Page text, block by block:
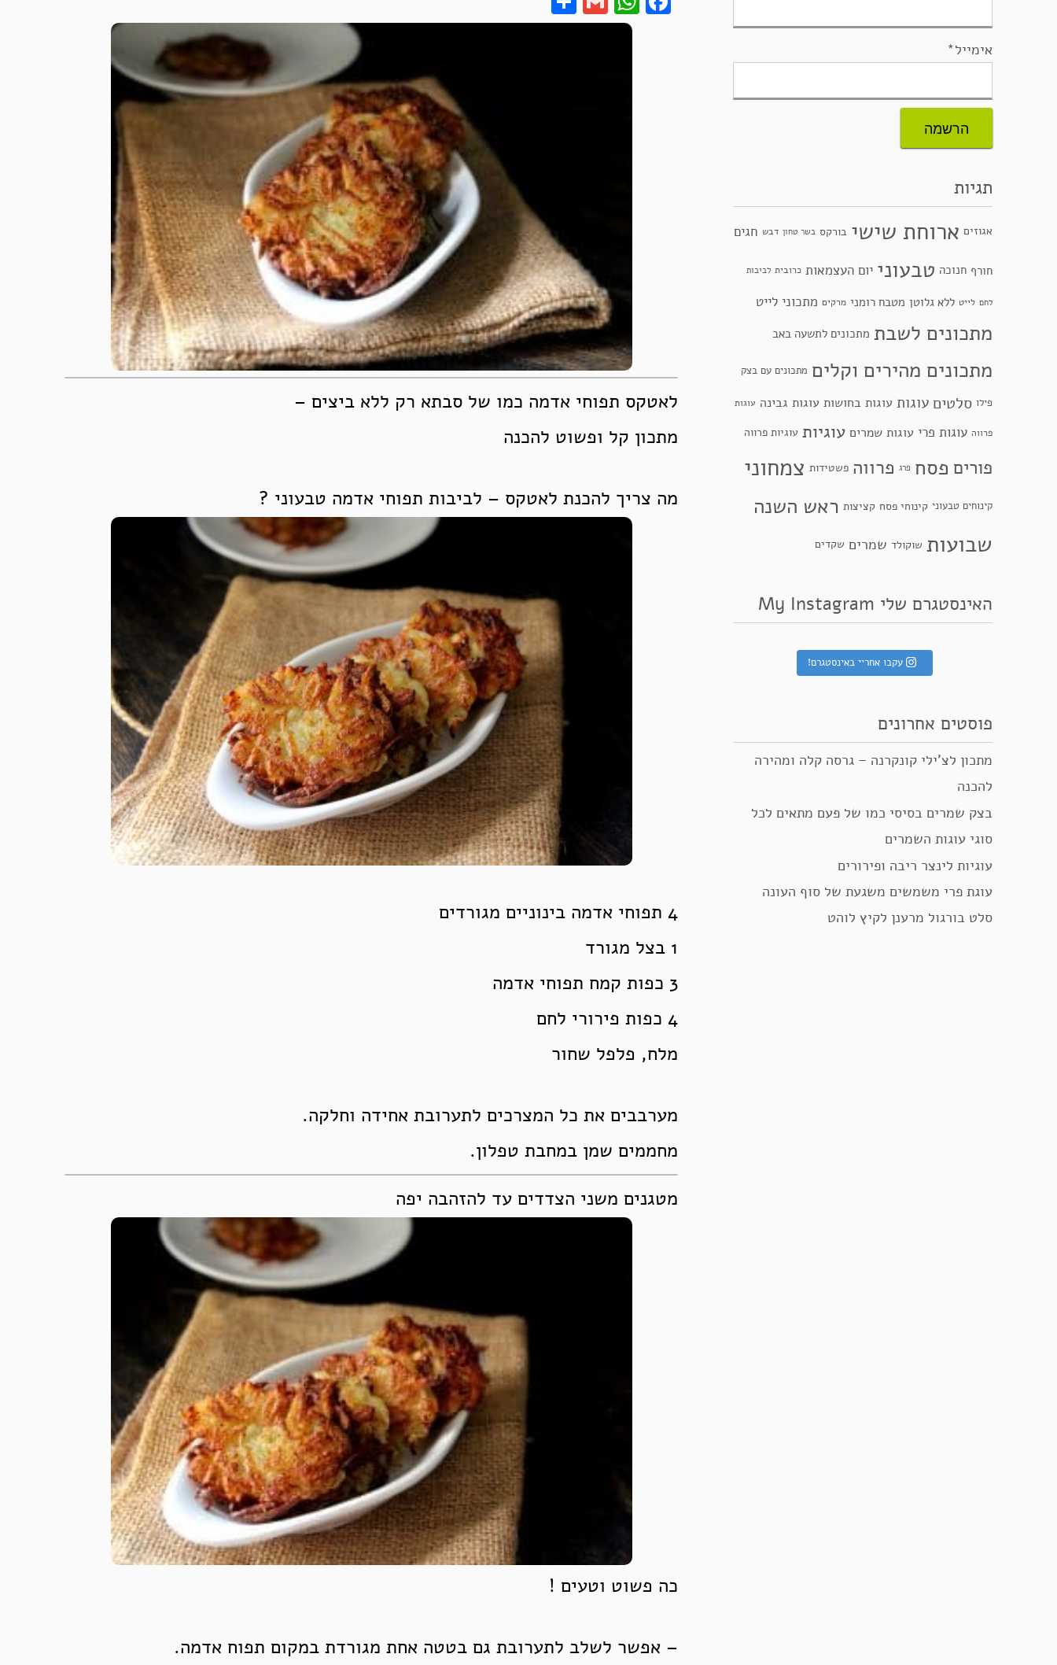
לאטקס תפוחי אדמה כמו של סבתא רק ללא ביצים –
מתכון קל ופשוט להכנה
מה צריך להכנת לאטקס – לביבות תפוחי אדמה טבעוני ?
4 תפוחי אדמה בינוניים מגורדים
1 בצל מגורד
3 כפות קמח תפוחי אדמה
4 כפות פירורי לחם
מלח, פלפל שחור
מערבבים את כל המצרכים לתערובת אחידה וחלקה.
מחממים שמן במחבת טפלון.
מטגנים משני הצדדים עד להזהבה יפה
כה פשוט וטעים !
– אפשר לשלב לתערובת גם בטטה אחת מגורדת במקום תפוח אדמה.
אימייל*
תגיות
אגוזים ארוחת שישי בורקס בשר טחון דבש חגים
חורף חנוכה טבעוני יום העצמאות כרובית לביבות
לחם לייט ללא גלוטן מטבח רומני מרקים מתכוני לייט
מתכונים לשבת מתכונים לתשעה באב
מתכונים מהירים וקלים מתכונים עם בצק
פילו סלטים עוגות עוגות בחושות עוגות גבינה עוגות
פרווה עוגות פרי עוגות שמרים עוגיות עוגיות פרווה
פורים פסח פרג פרווה פשטידות צמחוני
קינוחים טבעוני קינוחי פסח קציצות ראש השנה
שבועות שוקולד שמרים שקדים
האינסטגרם שלי My Instagram
עקבו אחריי באינסטגרם!
פוסטים אחרונים
מתכון לצ’ילי קונקרנה – גרסה קלה ומהירה
להכנה
בצק שמרים בסיסי כמו של פעם מתאים לכל
סוגי עוגות השמרים
עוגיות לינצר ריבה ופירורים
עוגת פרי משמשים משגעת של סוף העונה
סלט בורגול מרענן לקיץ לוהט